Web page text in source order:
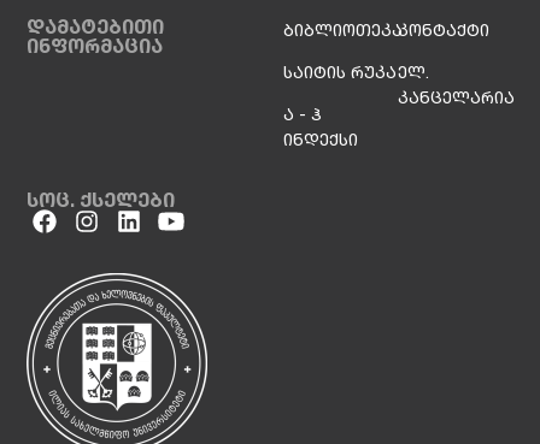
დამატებითი
ინფორმაცია
ბიბლიოთეკა
საიტის რუკა
ა - ჰ
ინდექსი
კონტაქტი
ელ.
კანცელარია
სოც. ქსელები